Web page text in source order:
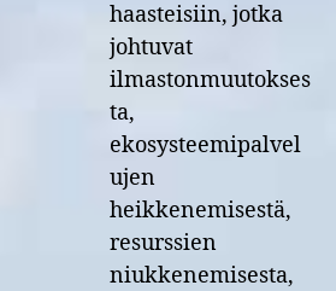
haasteisiin, jotka
johtuvat
ilmastonmuutokses
ta,
ekosysteemipalvel
ujen
heikkenemisestä,
resurssien
niukkenemisesta,